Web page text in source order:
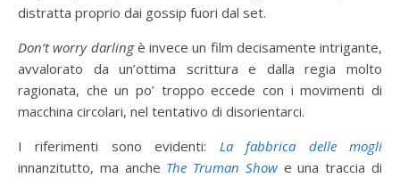
distratta proprio dai gossip fuori dal set.
Don’t worry darlingè invece un film decisamente intrigante,
avvalorato da un’ottima scrittura e dalla regia molto
ragionata, che un po’ troppo eccede con i movimenti di
macchina circolari, nel tentativo di disorientarci.
I riferimenti sono evidenti: La fabbrica delle mogli
innanzitutto, ma anche The Truman Showe una traccia di